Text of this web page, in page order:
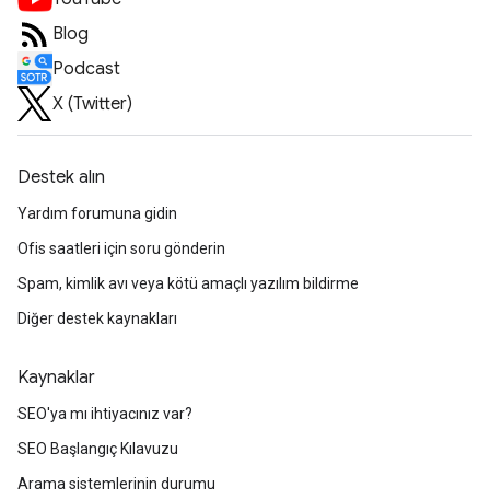
Blog
Podcast
X (Twitter)
Destek alın
Yardım forumuna gidin
Ofis saatleri için soru gönderin
Spam, kimlik avı veya kötü amaçlı yazılım bildirme
Diğer destek kaynakları
Kaynaklar
SEO'ya mı ihtiyacınız var?
SEO Başlangıç Kılavuzu
Arama sistemlerinin durumu